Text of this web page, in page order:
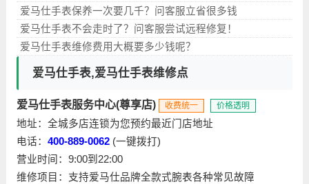
爱马仕手表保养一次要几千？问客服立省很多钱
爱马仕手表不会走时了？问客服尝试远程修复！
爱马仕手表维修费用大概要多少钱呢？
爱马仕手表,爱马仕手表维修点
爱马仕手表服务中心(尊享店) 收费统一 价格透明
地址：全城多店连锁为您预约最近门店地址
电话： 400-889-0062(一键拨打)
营业时间：9:00到22:00
维修项目：支持爱马仕品牌全款式腕表各种常见故障